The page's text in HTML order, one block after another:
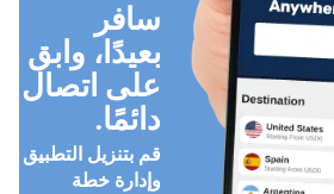
سافر
بعيدًا، وابق
على اتصال
دائمًا.
قم بتنزيل التطبيق
وإدارة خطة